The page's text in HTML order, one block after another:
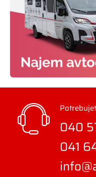
040
041